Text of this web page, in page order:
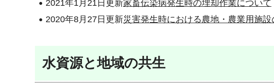
2021年1月21日更新家畜伝染病発生時の埋却作業について
2020年8月27日更新災害発生時における農地・農業用施
水資源と地域の共生